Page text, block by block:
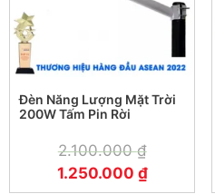
Đèn Năng Lượng Mặt Trời
200W Tấm Pin Rời
2.100.000₫
1.250.000 ₫